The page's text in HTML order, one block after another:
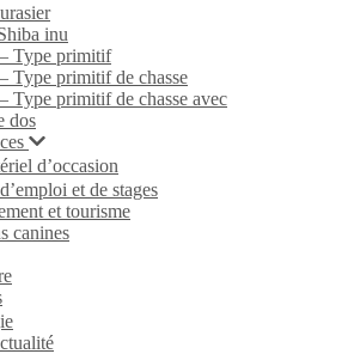
inu
Type primitif
Type primitif de chasse
Type primitif de chasse avec
dos
d’occasion
et de stages
et tourisme
canines